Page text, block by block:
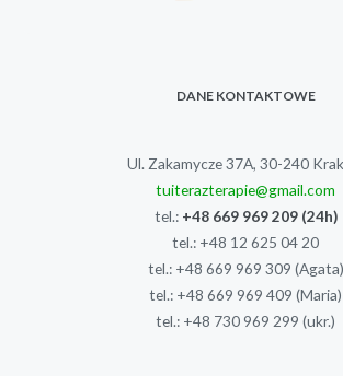
DANE KONTAKTOWE
Ul. Zakamycze 37A, 30-240
tuiterazterapie@gmail.com
tel.: +48 669 969 209(24h)
tel.: +48 12 625 04 20
tel.: +48 669 969 309 (Agata)
tel.: +48 669 969 409 (Maria)
tel.: +48 730 969 299 (ukr.)